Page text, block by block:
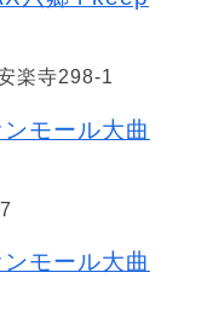
楽寺298-1
モール大曲
モール大曲